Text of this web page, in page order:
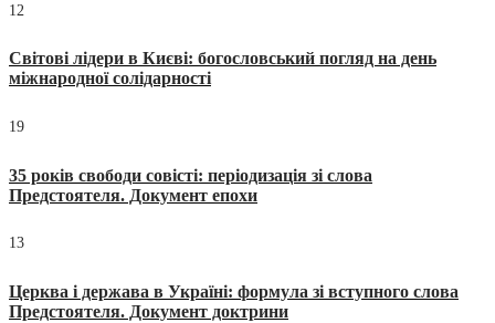
12
Світові лідери в Києві: богословський погляд на день
міжнародної солідарності
19
35 років свободи совісті: періодизація зі слова
Предстоятеля. Документ епохи
13
Церква і держава в Україні: формула зі вступного слова
Предстоятеля. Документ доктрини